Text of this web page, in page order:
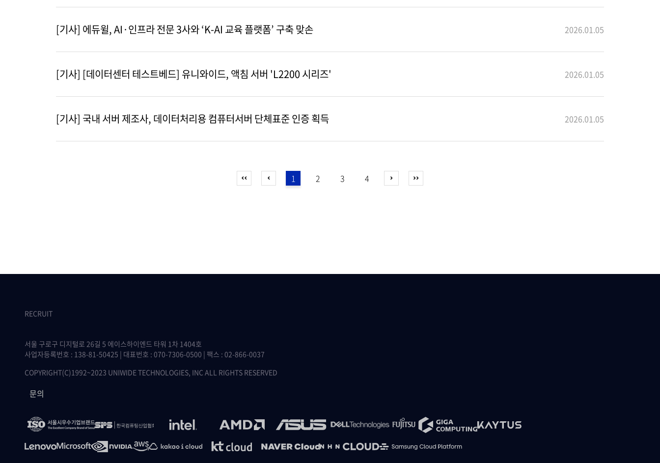
[기사] 에듀윌, AI·인프라 전문 3사와 ‘K-AI 교육 플랫폼’ 구축 맞손 2026.01.05
[기사] [데이터센터 테스트베드] 유니와이드, 액침 서버 'L2200 시리즈' 2026.01.05
[기사] 국내 서버 제조사, 데이터처리용 컴퓨터서버 단체표준 인증 획득 2026.01.05
1 2 3 4
RECRUIT
서울 구로구 디지털로 26길 5 에이스하이엔드 타워 1차 1404호
사업자등록번호 : 138-81-50425 | 대표번호 : 070-7306-0500 | 팩스 : 02-866-0037
COPYRIGHT(C)1992~2023 UNIWIDE TECHNOLOGIES, INC ALL RIGHTS RESERVED
문의